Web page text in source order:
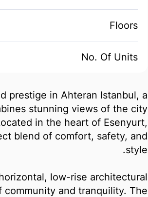
Floors
No. Of Units
prestige in Ahteran Istanbul, a
stunning views of the city
in the heart of Esenyurt,
blend of comfort, safety, and
style.
low-rise architectural
community and tranquility. The